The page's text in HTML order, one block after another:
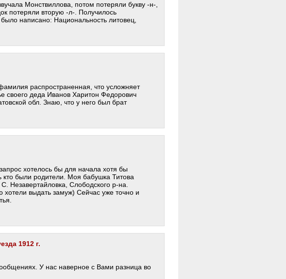
Монствиллова, потом потеряли букву -н-,
потеряли вторую -л-. Получилось
написано: Национальность литовец,
распространенная, что усложняет
своего деда Иванов Харитон Федорович
обл. Знаю, что у него был брат
хотелось бы для начала хотя бы
кто были родители. Моя бабушка Титова
Незавертайловка, Слободского р-на.
выдать замуж) Сейчас уже точно и
1912 г.
У нас наверное с Вами разница во